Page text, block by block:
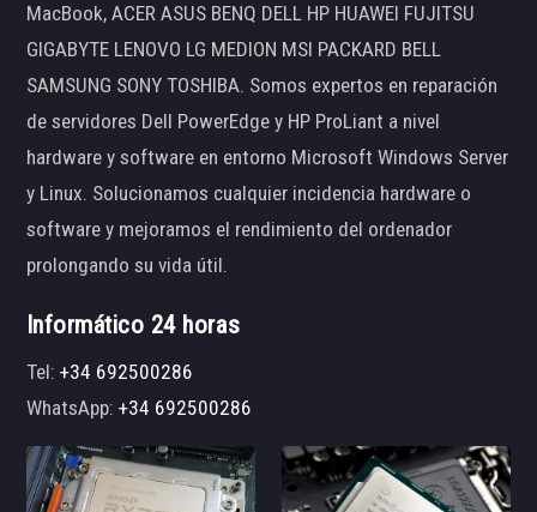
MacBook, ACER ASUS BENQ DELL HP HUAWEI FUJITSU
GIGABYTE LENOVO LG MEDION MSI PACKARD BELL
SAMSUNG SONY TOSHIBA. Somos expertos en reparación
de servidores Dell PowerEdge y HP ProLiant a nivel
hardware y software en entorno Microsoft Windows Server
y Linux. Solucionamos cualquier incidencia hardware o
software y mejoramos el rendimiento del ordenador
prolongando su vida útil.
Informático 24 horas
Tel:+34 692500286
WhatsApp:+34 692500286